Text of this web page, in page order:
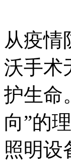
从疫情
沃手术
护生命
向”的
照明设